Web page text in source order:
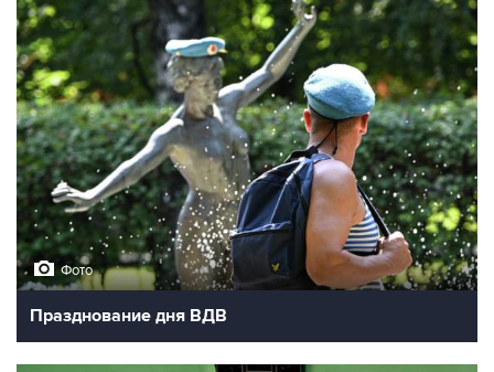
Фото
Празднование дня ВДВ